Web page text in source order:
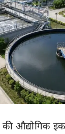
की औद्योगिक